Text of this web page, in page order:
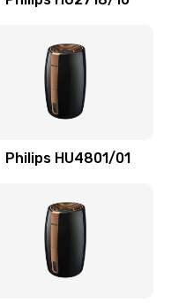
Philips HU4801/01